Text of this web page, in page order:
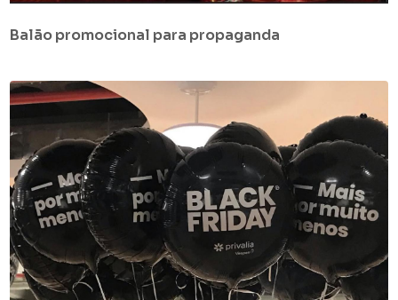
Balão promocional para propaganda